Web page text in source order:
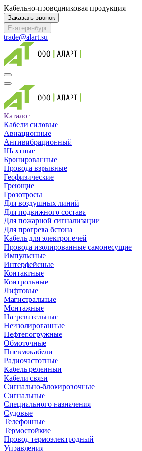
Кабельно-проводниковая продукция
Заказать звонок
Екатеринбург
trade@alart.su
Каталог
Кабели силовые
Авиационные
Антивибрационный
Шахтные
Бронированные
Провода взрывные
Геофизические
Греющие
Грозотросы
Для воздушных линий
Для подвижного состава
Для пожарной сигнализации
Для прогрева бетона
Кабель для электропечей
Провода изолированные самонесущие
Импульсные
Интерфейсные
Контактные
Контрольные
Лифтовые
Магистральные
Монтажные
Нагревательные
Неизолированные
Нефтепогружные
Обмоточные
Пневмокабели
Радиочастотные
Кабель релейный
Кабели связи
Сигнально-блокировочные
Сигнальные
Специального назначения
Судовые
Телефонные
Термостойкие
Провод термоэлектродный
Управления